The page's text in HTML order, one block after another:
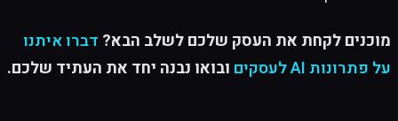
מוכנים לקחת את העסק שלכם לשלב הבא? דברו איתנו
על פתרונות AI לעסקים
ובואו נבנה יחד את העתיד שלכם.